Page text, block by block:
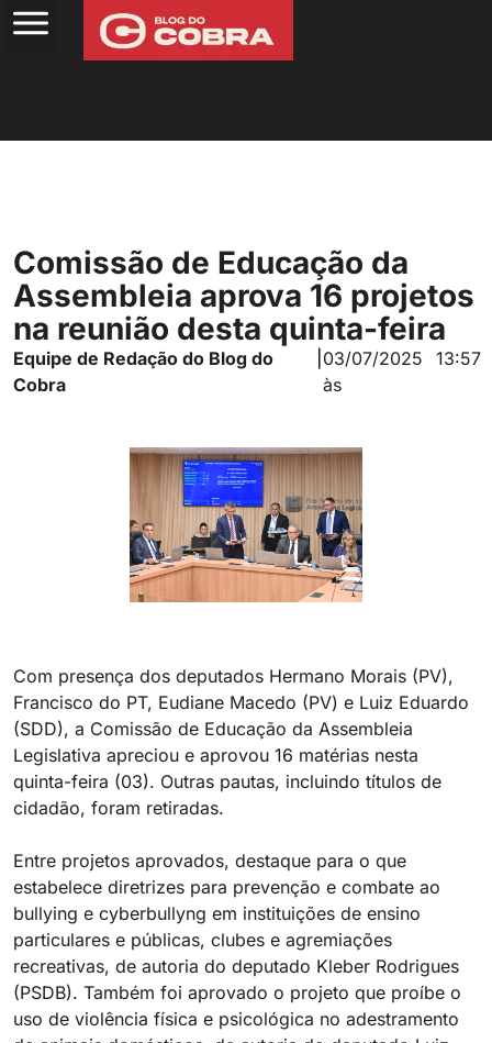
Comissão de Educação da
Assembleia aprova 16 projetos
na reunião desta quinta-feira
Equipe de Redação do Blog do
Cobra
03/07/2025
às
13:57
Com presença dos deputados Hermano Morais (PV),
Francisco do PT, Eudiane Macedo (PV) e Luiz Eduardo
(SDD), a Comissão de Educação da Assembleia
Legislativa apreciou e aprovou 16 matérias nesta
quinta-feira (03). Outras pautas, incluindo títulos de
cidadão, foram retiradas.
Entre projetos aprovados, destaque para o que
estabelece diretrizes para prevenção e combate ao
bullying e cyberbullyng em instituições de ensino
particulares e públicas, clubes e agremiações
recreativas, de autoria do deputado Kleber Rodrigues
(PSDB). Também foi aprovado o projeto que proíbe o
uso de violência física e psicológica no adestramento